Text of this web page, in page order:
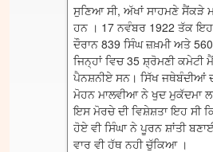
ਸੁਣਿਆ ਸੀ, ਅੱਖਾਂ ਸਾਹਮਣੇ ਸੈਂਕੜੇ
ਹਨ । 17 ਨਵੰਬਰ 1922 ਤੱਕ
ਦੌਰਾਨ 839 ਸਿੰਘ ਜ਼ਖ਼ਮੀ ਅਤੇ
ਜਿਨ੍ਹਾਂ ਵਿਚ 35 ਸ਼੍ਰੋਮਣੀ ਕਮੇਟੀ
ਪੈਨਸ਼ਨੀਏ ਸਨ। ਸਿੱਖ ਜਥੇਬੰਦੀਆਂ
ਮੋਹਨ ਮਾਲਵੀਆ ਨੇ ਖੁਦ ਮੁਕੱਦਮਾ
ਇਸ ਮੋਰਚੇ ਦੀ ਵਿਸ਼ੇਸ਼ਤਾ ਇਹ ਸੀ
ਹੋਏ ਵੀ ਸਿੰਘਾ ਨੇ ਪੂਰਨ ਸ਼ਾਂਤੀ
ਵਾਰ ਵੀ ਹੱਥ ਨਹੀ ਚੁੱਕਿਆ ।